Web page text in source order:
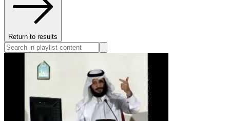
Return to results